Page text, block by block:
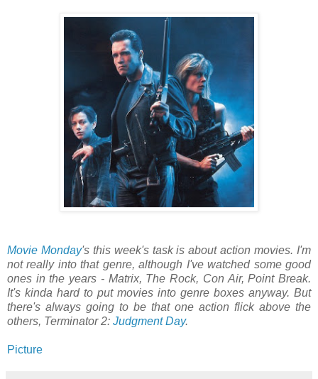
Movie Monday's this week's task is about action movies. I'm
not really into that genre, although I've watched some good
ones in the years - Matrix, The Rock, Con Air, Point Break.
It's kinda hard to put movies into genre boxes anyway. But
there's always going to be that one action flick above the
others, Terminator 2: Judgment Day.
Picture